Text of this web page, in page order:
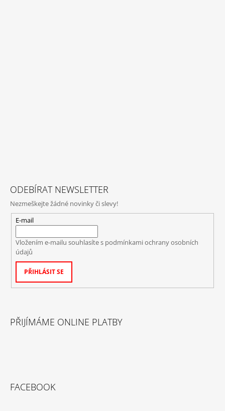
ODEBÍRAT NEWSLETTER
Nezmeškejte žádné novinky či slevy!
E-mail
Vložením e-mailu souhlasíte s podmínkami ochrany osobních
údajů
PŘIHLÁSIT SE
PŘIJÍMÁME ONLINE PLATBY
FACEBOOK